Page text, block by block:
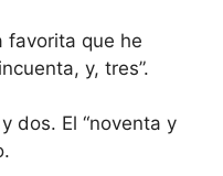
favorita que he
y, tres”.
dos. El “noventa y